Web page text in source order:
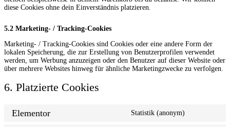
diese Cookies ohne dein Einverständnis platzieren.
5.2 Marketing- / Tracking-Cookies
Marketing- / Tracking-Cookies sind Cookies oder eine andere Form der
lokalen Speicherung, die zur Erstellung von Benutzerprofilen verwendet
werden, um Werbung anzuzeigen oder den Benutzer auf dieser Website oder
über mehrere Websites hinweg für ähnliche Marketingzwecke zu verfolgen.
6. Platzierte Cookies
Elementor Statistik (anonym)